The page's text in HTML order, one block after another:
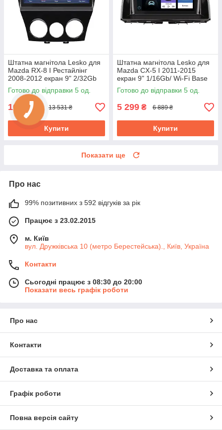
Штатна магнітола Lesko для
Mazda RX-8 I Рестайлінг
2008-2012 екран 9" 2/32Gb
4G Wi-Fi GPS Top Мазда
Готово до відправки 5 од.
10 408 13 531 ₴
Купити
Штатна магнітола Lesko для
Mazda CX-5 I 2011-2015
екран 9" 1/16Gb/ Wi-Fi Base
GPS Android Мазда
Готово до відправки 5 од.
5 299 ₴ 6 889 ₴
Купити
Показати ще
Про нас
99% позитивних з 592 відгуків за рік
Працює з 23.02.2015
м. Київ
вул. Дружківська 10 (метро Берестейська)., Київ, Україна
Контакти
Сьогодні працює з 08:30 до 20:00
Показати весь графік роботи
Про нас
Контакти
Доставка та оплата
Графік роботи
Повна версія сайту